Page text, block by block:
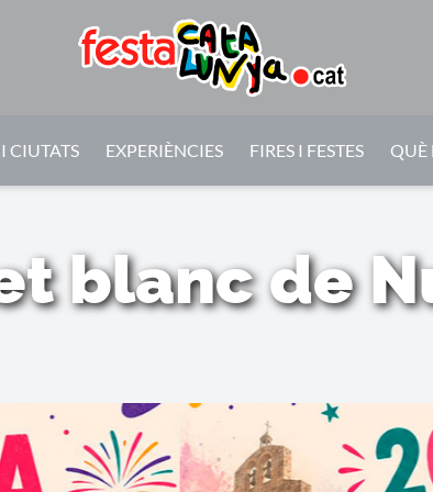
CIUTATS EXPERIÈNCIES FIRES I FESTES QUÈ
blanc de